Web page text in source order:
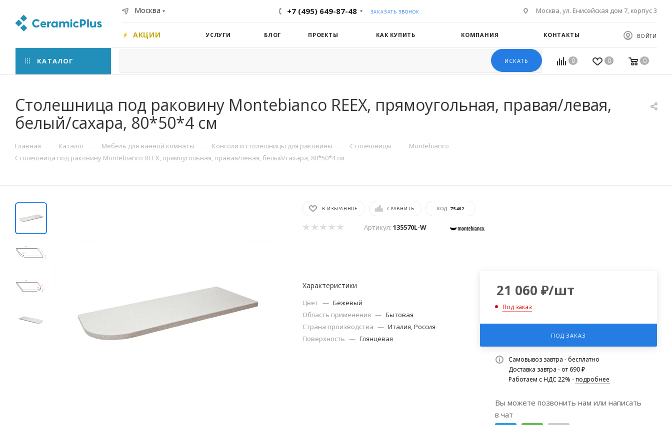
Москва +7 (495) 649-87-48 ЗАКАЗАТЬ ЗВОНОК Москва, ул. Енисейская дом 7, корпус 3
АКЦИИ УСЛУГИ БЛОГ ПРОЕКТЫ КАК КУПИТЬ КОМПАНИЯ КОНТАКТЫ ВОЙТИ
КАТАЛОГ ИСКАТЬ 0 0 0
Столешница под раковину Montebianco REEX, прямоугольная, правая/левая,
белый/сахара, 80*50*4 см
Главная — Каталог — Мебель для ванной комнаты — Консоли и столешницы для раковины — Столешницы — Montebianco —
Столешница под раковину Montebianco REEX, прямоугольная, правая/левая, белый/сахара, 80*50*4 см
В ИЗБРАННОЕ СРАВНИТЬ КОД: 75462
Артикул: 135570L-W
Характеристики
Цвет — Бежевый
Область применения — Бытовая
Страна производства — Италия, Россия
Поверхность — Глянцевая
21 060 ₽/шт
Под заказ
ПОД ЗАКАЗ
Самовывоз завтра - бесплатно
Доставка завтра - от 690 ₽
Работаем с НДС 22% -подробнее
Вы можете позвонить нам или написать
в чат